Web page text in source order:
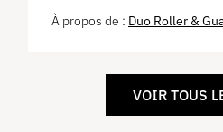
VOIR TOUS
Duo Roller &